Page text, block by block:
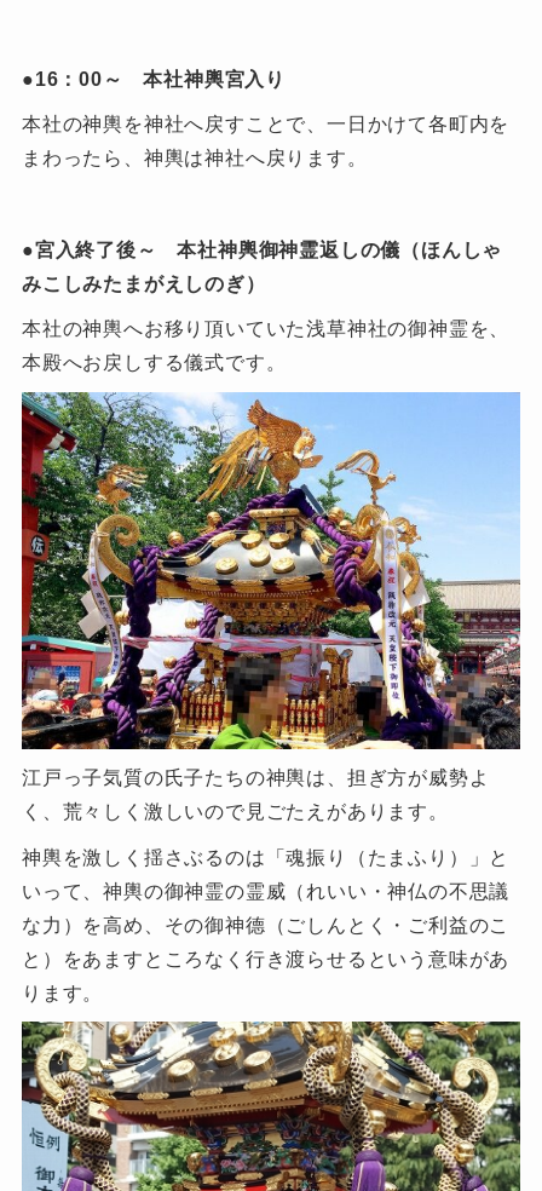
●16：00～ 本社神輿宮入り
本社の神輿を神社へ戻すことで、一日かけて各町内を
まわったら、神輿は神社へ戻ります。
●宮入終了後～ 本社神輿御神霊返しの儀（ほんしゃ
みこしみたまがえしのぎ）
本社の神輿へお移り頂いていた浅草神社の御神霊を、
本殿へお戻しする儀式です。
江戸っ子気質の氏子たちの神輿は、担ぎ方が威勢よ
く、荒々しく激しいので見ごたえがあります。
神輿を激しく揺さぶるのは「魂振り（たまふり）」と
いって、神輿の御神霊の霊威（れいい・神仏の不思議
な力）を高め、その御神德（ごしんとく・ご利益のこ
と）をあますところなく行き渡らせるという意味があ
ります。